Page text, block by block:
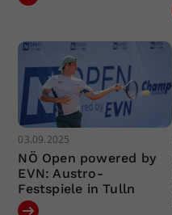
03.09.2025
NÖ Open powered by
EVN: Austro-
Festspiele in Tulln